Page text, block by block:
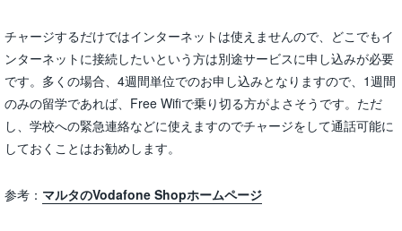
チャージするだけではインターネットは使えませんので、どこでもイ
ンターネットに接続したいという方は別途サービスに申し込みが必要
です。多くの場合、4週間単位でのお申し込みとなりますので、1週間
のみの留学であれば、Free Wifiで乗り切る方がよさそうです。ただ
し、学校への緊急連絡などに使えますのでチャージをして通話可能に
しておくことはお勧めします。
参考： マルタのVodafone Shopホームページ